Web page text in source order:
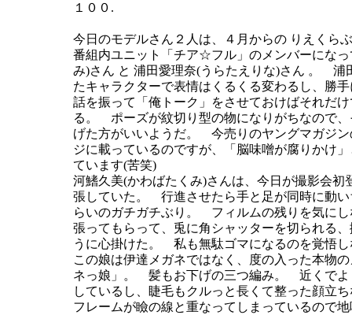
１００.
今日のモデルさん２人は、４月からの りえくら
番組内ユニット「チア☆フル」のメンバーにな
み)さん と 浦田愛理奈(うらたえりな)さん 。 浦
たキャラクターで表情はくるくる変わるし、勝
話を振って「俺トーク」をさせておけばそれだ
る。 ポーズが紋切り型の物になりがちなので
げた方がいいようだ。 今売りのヤングマガジ
ジに載っているのですが、「脳味噌が腐りかけ
ています(苦笑)
河鰭久美(かわばたくみ)さんは、今日が撮影会初
張していた。 行進させたら手と足が同時に動
らいのガチガチぶり。 フィルムの残りを気に
張ってもらって、兎に角シャッターを切られる
うに心掛けた。 私も無駄ゴマになるのを覚悟
この娘は伊達メガネではなく、度の入った本物
ネっ娘」。 髪もお下げの三つ編み。 近くでよ
しているし、睫毛もクルっと長くて整った顔立
フレームが瞼の線と重なってしまっているので